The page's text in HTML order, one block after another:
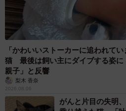
「かわいいストーカーに追われて
猫 最後は飼い主にダイブする姿に
親子」と反響
梨木 香奈
2026.08.06
がんと片目の失明